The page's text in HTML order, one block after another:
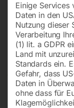
Einige Services
Daten in den
Nutzung dieser
Verarbeitung
(1) lit. a GDPR
Land mit
Standards ein.
Gefahr, dass
Daten in
ohne dass für